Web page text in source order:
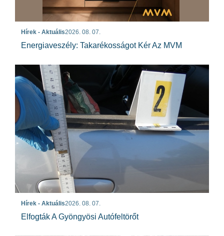
Hírek - Aktuális2026. 08. 07.
Energiaveszély: Takarékosságot Kér Az MVM
Hírek - Aktuális2026. 08. 07.
Elfogták A Gyöngyösi Autófeltörőt